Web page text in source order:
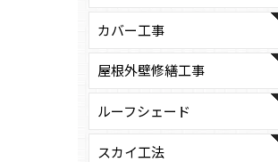
カバー工事
屋根外壁修繕工事
ルーフシェード
スカイ工法